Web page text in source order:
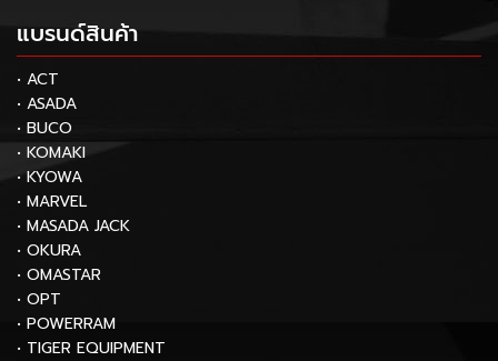
แบรนด์สินค้า
• ACT
• ASADA
• BUCO
• KOMAKI
• KYOWA
• MARVEL
• MASADA JACK
• OKURA
• OMASTAR
• OPT
• POWERRAM
• TIGER EQUIPMENT